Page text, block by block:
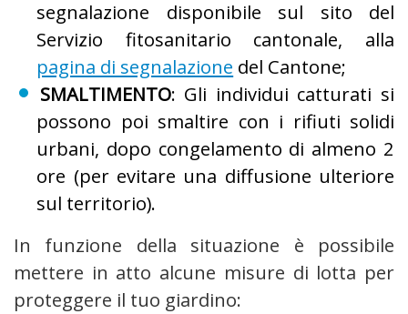
segnalazione disponibile sul sito del
Servizio fitosanitario cantonale, alla
pagina di segnalazione del Cantone;
SMALTIMENTO: Gli individui catturati si
possono poi smaltire con i rifiuti solidi
urbani, dopo congelamento di almeno 2
ore (per evitare una diffusione ulteriore
sul territorio).
In funzione della situazione è possibile
mettere in atto alcune misure di lotta per
proteggere il tuo giardino: